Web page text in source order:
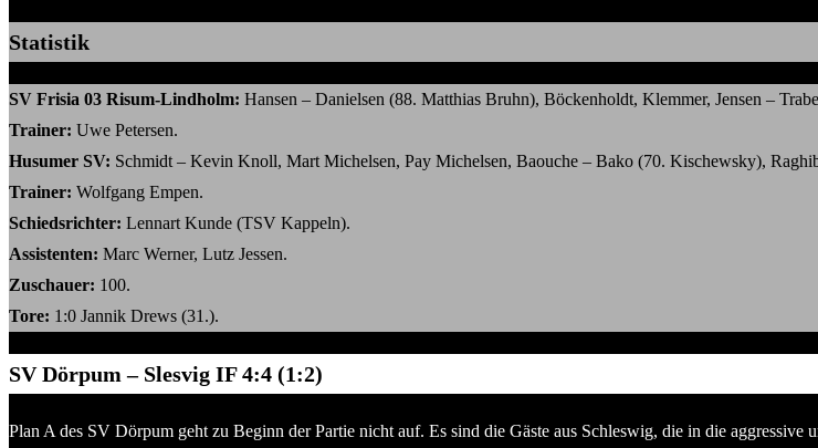
Statistik
SV Frisia 03 Risum-Lindholm: Hansen – Danielsen (88. Matthias Bruhn), Böckenholdt, Klemmer, Jensen –
Trainer: Uwe Petersen.
Husumer SV: Schmidt – Kevin Knoll, Mart Michelsen, Pay Michelsen, Baouche – Bako (70. Kischewsky),
Trainer: Wolfgang Empen.
Schiedsrichter: Lennart Kunde (TSV Kappeln).
Assistenten: Marc Werner, Lutz Jessen.
Zuschauer: 100.
Tore: 1:0 Jannik Drews (31.).
SV Dörpum – Slesvig IF 4:4 (1:2)
Plan A des SV Dörpum geht zu Beginn der Partie nicht auf. Es sind die Gäste aus Schleswig, die in die